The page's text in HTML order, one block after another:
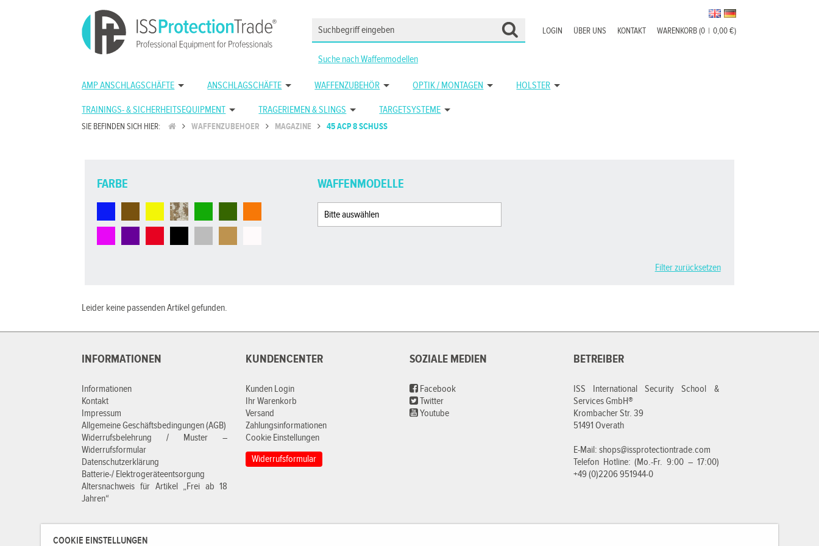
COOKIE EINSTELLUNGEN
WARENKORB (0 | 0,00 €)
KONTAKT
ÜBER UNS
LOGIN
Suche nach Waffenmodellen
AMP ANSCHLAGSCHÄFTE ANSCHLAGSCHÄFTE WAFFENZUBEHÖR OPTIK / MONTAGEN HOLSTER
TRAININGS- & SICHERHEITSEQUIPMENT TRAGERIEMEN & SLINGS TARGETSYSTEME
SIE BEFINDEN SICH HIER: WAFFENZUBEHOER MAGAZINE 45 ACP 8 SCHUSS
FARBE WAFFENMODELLE
Filter zurücksetzen
Leider keine passenden Artikel gefunden.
INFORMATIONEN
Informationen
Kontakt
Impressum
Allgemeine Geschäftsbedingungen (AGB)
Widerrufsbelehrung / Muster –
Widerrufsformular
Datenschutzerklärung
Batterie-/ Elektrogeräteentsorgung
Altersnachweis für Artikel „Frei ab 18
Jahren“
KUNDENCENTER
Kunden Login
Ihr Warenkorb
Versand
Zahlungsinformationen
Cookie Einstellungen
Widerrufsformular
SOZIALE MEDIEN
Facebook
Twitter
Youtube
BETREIBER
ISS International Security School &
Services GmbH®
Krombacher Str. 39
51491 Overath
E-Mail: shops@issprotectiontrade.com
Telefon Hotline: (Mo.-Fr. 9:00 – 17:00)
+49 (0)2206 951944-0